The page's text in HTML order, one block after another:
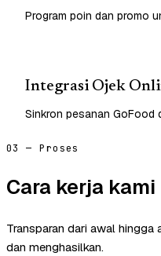
Program poin dan promo
Integrasi Ojek
Sinkron pesanan GoFood
03 — Proses
Cara kerja kami
Transparan dari awal
dan menghasilkan.